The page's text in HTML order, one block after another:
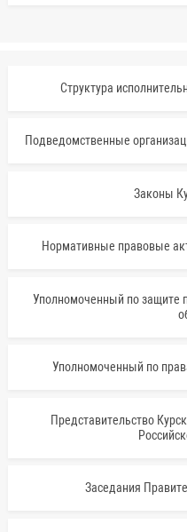
Структура
Подведомственные
Законы
Нормативные правовые
Уполномоченный по защите
Уполномоченный по
Представительство
Заседания